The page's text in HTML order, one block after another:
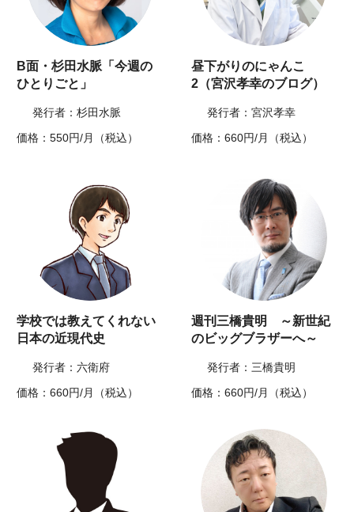
B面・杉田水脈「今週の
ひとりごと」
発行者：杉田水脈
価格：550円/月（税込）
昼下がりのにゃんこ
2（宮沢孝幸のブログ）
発行者：宮沢孝幸
価格：660円/月（税込）
学校では教えてくれない
日本の近現代史
発行者：六衛府
価格：660円/月（税込）
週刊三橋貴明 ～新世紀
のビッグブラザーへ～
発行者：三橋貴明
価格：660円/月（税込）